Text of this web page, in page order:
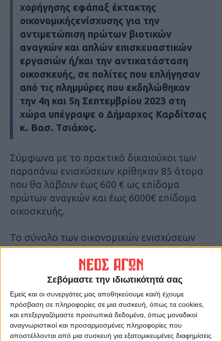
Σεβόμαστε την ιδιωτικότητά σας
Εμείς και οι συνεργάτες μας αποθηκεύουμε και/ή έχουμε
πρόσβαση σε πληροφορίες σε μια συσκευή, όπως τα cookies,
και επεξεργαζόμαστε προσωπικά δεδομένα, όπως μοναδικοί
αναγνωριστικοί και προσαρμοσμένες πληροφορίες που
αποστέλλονται από μια συσκευή για εξατομικευμένες διαφημίσεις
χορήγησης εφάπαξ έκτακτης
οικονομικήςενίσχυσης για την
αντιμετώπιση πρώτων βιοτικών
αναγκών και απλών επισκευαστικών
εργασιών ή/και την αντικατάσταση
οικοσκευής, σε πολίτες που επλήγησαν
από τις πλημμύρες που εκδηλώθηκαν
την 4η και 5η Σεπτεμβρίου 2023 στη
χώρα υπέγραψε ο Δήμαρχος Καρδίτσας
κ. Βασ. Τσιάκος.
Σύμφωνα με το πρακτικό δικαιούχοι των
παραπάνω ενισχύσεων κρίθηκαν 85 άτομα
που θα λάβουν έως 600 € ως επίδομα
πρώτων αναγκών και έως 6000€ επίδομα
οικοσκευής.
Το σύνολο των οικονομικών ενισχύσεων
που αναλογούν στους 85 δικαιούχους είναι
189.237,5€ από τα οποία 25.612,50€
αφορούν επίδομα πρώτων αναγκών και
163.625€ ως επίδομα οικοσκευής
Τελευταίες Ειδήσεις Σήμερα